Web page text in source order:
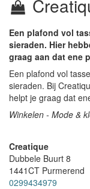
Een plafond vol
sieraden. Hier
graag aan dat ene
Een plafond vol
sieraden. Bij
helpt je graag dat
Winkelen - Mode &
Creatique
Dubbele Buurt 8
1441CT Purmerend
0299434979